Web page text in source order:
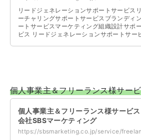
リードジェネレーションサポートサービス
ーチャリングサポートサービスブランディ
ートサービスマーケティング組織設計サポ
ビス リードジェネレーションサポートサー
個人事業主＆フリーランス様サー
個人事業主＆フリーランス様サービ
会社SBSマーケティング
https://sbsmarketing.co.jp/service/